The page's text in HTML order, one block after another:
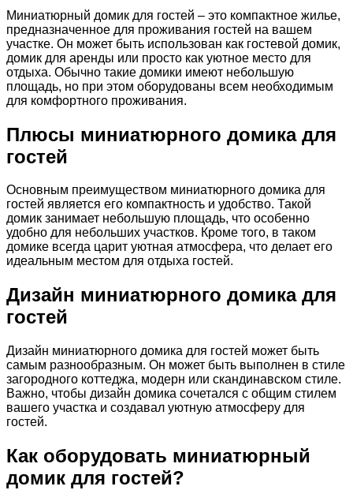
Миниатюрный домик для гостей – это компактное жилье,
предназначенное для проживания гостей на вашем
участке. Он может быть использован как гостевой домик,
домик для аренды или просто как уютное место для
отдыха. Обычно такие домики имеют небольшую
площадь, но при этом оборудованы всем необходимым
для комфортного проживания.
Плюсы миниатюрного домика для
гостей
Основным преимуществом миниатюрного домика для
гостей является его компактность и удобство. Такой
домик занимает небольшую площадь, что особенно
удобно для небольших участков. Кроме того, в таком
домике всегда царит уютная атмосфера, что делает его
идеальным местом для отдыха гостей.
Дизайн миниатюрного домика для
гостей
Дизайн миниатюрного домика для гостей может быть
самым разнообразным. Он может быть выполнен в стиле
загородного коттеджа, модерн или скандинавском стиле.
Важно, чтобы дизайн домика сочетался с общим стилем
вашего участка и создавал уютную атмосферу для
гостей.
Как оборудовать миниатюрный
домик для гостей?